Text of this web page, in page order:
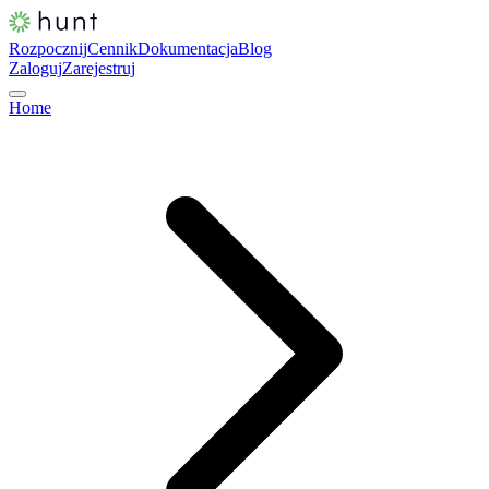
RozpocznijCennikDokumentacjaBlog
ZalogujZarejestruj
Home